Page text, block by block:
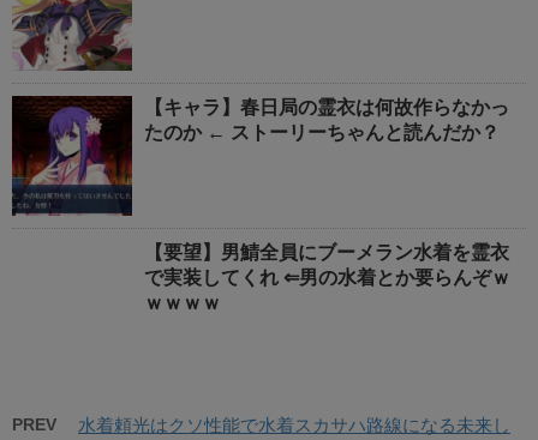
【キャラ】春日局の霊衣は何故作らなかっ
たのか ← ストーリーちゃんと読んだか？
【要望】男鯖全員にブーメラン水着を霊衣
で実装してくれ ⇐男の水着とか要らんぞｗ
ｗｗｗｗ
PREV
水着頼光はクソ性能で水着スカサハ路線になる未来し